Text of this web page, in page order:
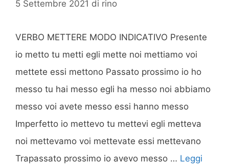
5 Settembre 2021 di rino
VERBO METTERE MODO INDICATIVO Presente
io metto tu metti egli mette noi mettiamo voi
mettete essi mettono Passato prossimo io ho
messo tu hai messo egli ha messo noi abbiamo
messo voi avete messo essi hanno messo
Imperfetto io mettevo tu mettevi egli metteva
noi mettevamo voi mettevate essi mettevano
Trapassato prossimo io avevo messo … Leggi